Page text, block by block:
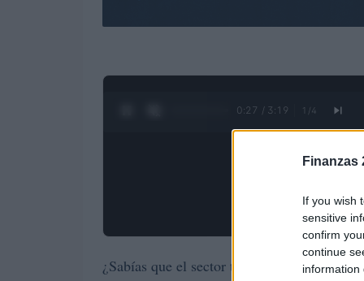
Finanzas
If you wish
sensitive
confirm
continue
information
0:28 / 3:19 1 /4
¿Sabías que el sector turístico en España